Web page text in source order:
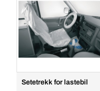
Setetrekk for lastebil